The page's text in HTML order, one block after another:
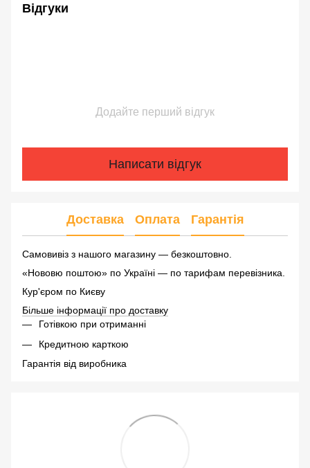
Відгуки
Додайте перший відгук
Написати відгук
Доставка Оплата Гарантія
Самовивіз з нашого магазину — безкоштовно.
«Нововю поштою» по Україні — по тарифам перевізника.
Кур'єром по Києву
Більше інформації про доставку
Готівкою при отриманні
Кредитною карткою
Гарантія від виробника